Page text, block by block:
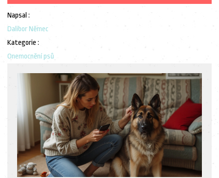
Napsal :
Dalibor Němec
Kategorie :
Onemocnění psů